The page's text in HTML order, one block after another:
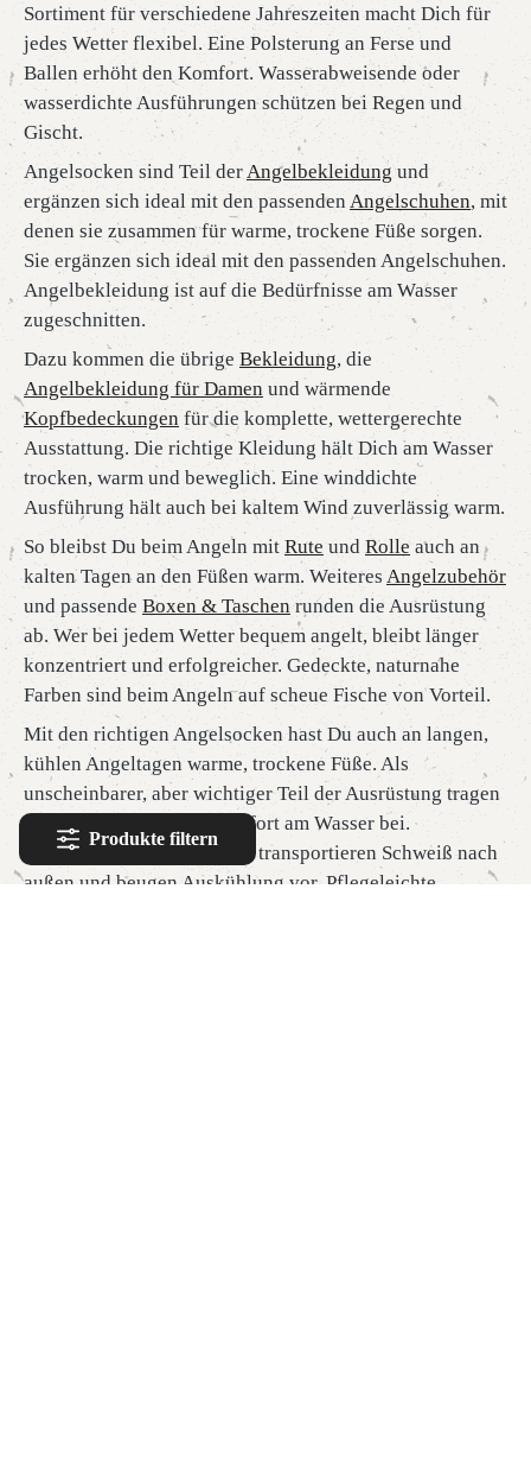
Produkte filtern
Sortiment für verschiedene Jahreszeiten macht Dich für
jedes Wetter flexibel. Eine Polsterung an Ferse und
Ballen erhöht den Komfort. Wasserabweisende oder
wasserdichte Ausführungen schützen bei Regen und
Gischt.
Angelsocken sind Teil derAngelbekleidungund
ergänzen sich ideal mit den passenden Angelschuhen, mit
denen sie zusammen für warme, trockene Füße sorgen.
Sie ergänzen sich ideal mit den passenden Angelschuhen.
Angelbekleidung ist auf die Bedürfnisse am Wasser
zugeschnitten.
Dazu kommen die übrige Bekleidung, die
Angelbekleidung für Damen und wärmende
Kopfbedeckungen für die komplette, wettergerechte
Ausstattung. Die richtige Kleidung hält Dich am Wasser
trocken, warm und beweglich. Eine winddichte
Ausführung hält auch bei kaltem Wind zuverlässig warm.
So bleibst Du beim Angeln mit Rute und Rolle auch an
kalten Tagen an den Füßen warm. Weiteres Angelzubehör
und passende Boxen & Taschen runden die Ausrüstung
ab. Wer bei jedem Wetter bequem angelt, bleibt länger
konzentriert und erfolgreicher. Gedeckte, naturnahe
Farben sind beim Angeln auf scheue Fische von Vorteil.
Mit den richtigen Angelsocken hast Du auch an langen,
kühlen Angeltagen warme, trockene Füße. Als
unscheinbarer, aber wichtiger Teil der Ausrüstung tragen
sie entscheidend zum Komfort am Wasser bei.
Atmungsaktive Materialien transportieren Schweiß nach
außen und beugen Auskühlung vor. Pflegeleichte